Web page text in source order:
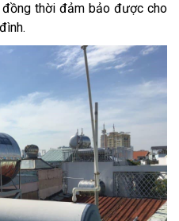
đồng thời đảm bảo được cho